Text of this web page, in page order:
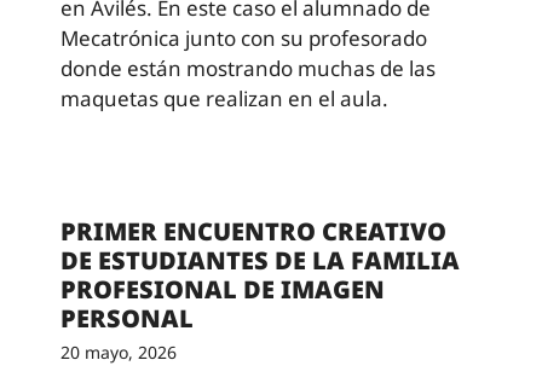
en Avilés. En este caso el alumnado de
Mecatrónica junto con su profesorado
donde están mostrando muchas de las
maquetas que realizan en el aula.
PRIMER ENCUENTRO CREATIVO
DE ESTUDIANTES DE LA FAMILIA
PROFESIONAL DE IMAGEN
PERSONAL
20 mayo, 2026